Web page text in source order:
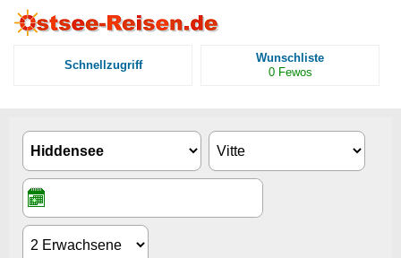
Schnellzugriff
Wunschliste
0 Fewos